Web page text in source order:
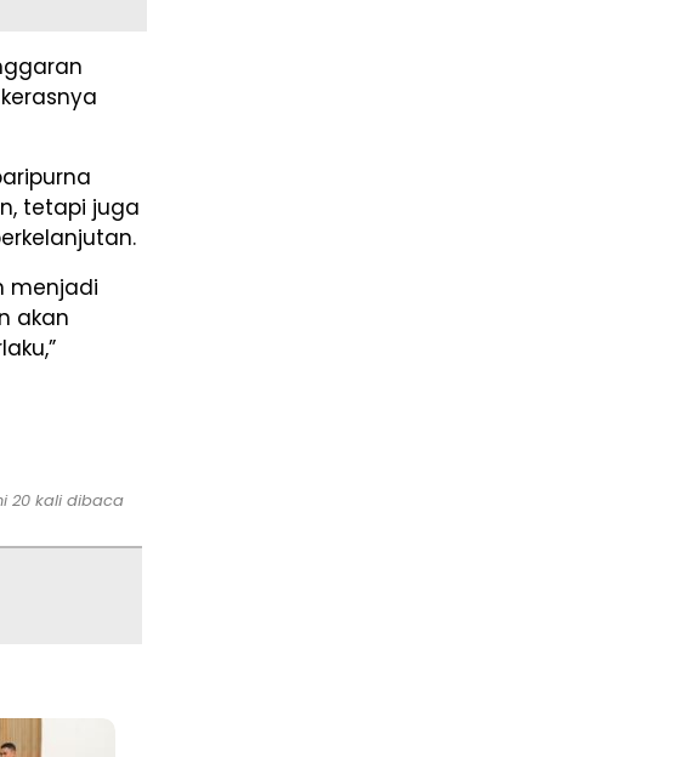
tetapi juga
menjadi
akan
20 kali dibaca